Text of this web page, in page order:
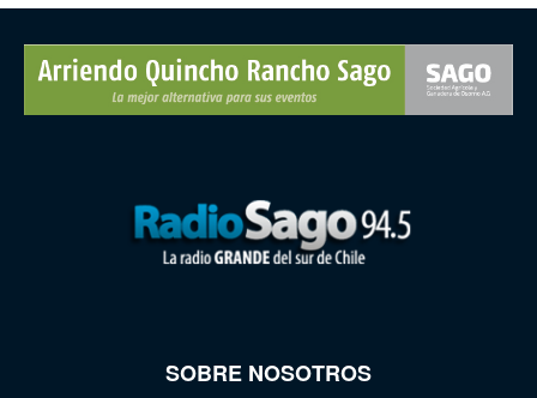
SOBRE NOSOTROS